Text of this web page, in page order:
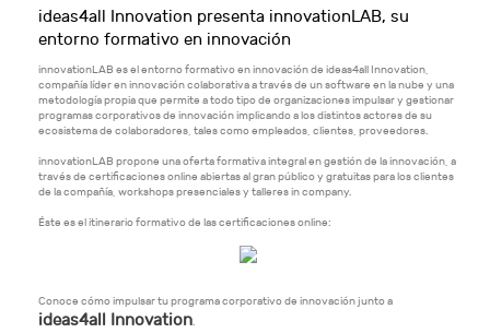
ideas4all Innovation presenta innovationLAB, su
entorno formativo en innovación
innovationLAB es el entorno formativo en innovación de ideas4all Innovation,
compañía líder en innovación colaborativa a través de un software en la nube y una
metodología propia que permite a todo tipo de organizaciones impulsar y gestionar
programas corporativos de innovación implicando a los distintos actores de su
ecosistema de colaboradores, tales como empleados, clientes, proveedores.
innovationLAB propone una oferta formativa integral en gestión de la innovación, a
través de certificaciones online abiertas al gran público y gratuitas para los clientes
de la compañía, workshops presenciales y talleres in company.
Éste es el itinerario formativo de las certificaciones online:
Conoce cómo impulsar tu programa corporativo de innovación junto a
ideas4all Innovation.